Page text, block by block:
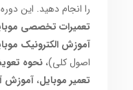
را انجام دهید. این
تعمیرات تخصصی
آموزش الکترونیک
اصول کلی)،نحوه
تعمیر موبایل،آموزش